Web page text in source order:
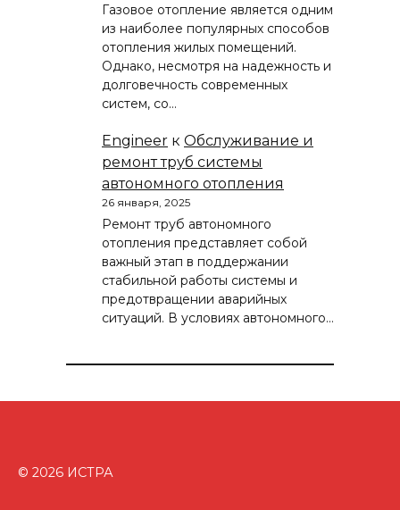
Газовое отопление является одним
из наиболее популярных способов
отопления жилых помещений.
Однако, несмотря на надежность и
долговечность современных
систем, со…
Engineer к Обслуживание и
ремонт труб системы
автономного отопления
26 января, 2025
Ремонт труб автономного
отопления представляет собой
важный этап в поддержании
стабильной работы системы и
предотвращении аварийных
ситуаций. В условиях автономного…
© 2026 ИСТРА